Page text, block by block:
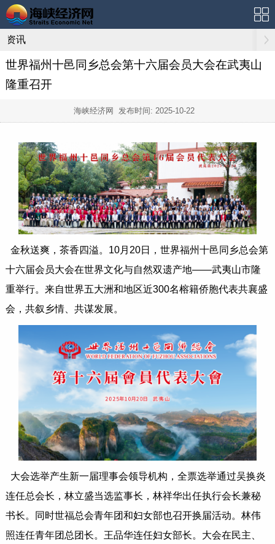
资讯
世界福州十邑同乡总会第十六届会员大会在武夷山
隆重召开
海峡经济网 发布时间: 2025-10-22
金秋送爽，茶香四溢。10月20日，世界福州十邑同乡总会第
十六届会员大会在世界文化与自然双遗产地——武夷山市隆
重举行。来自世界五大洲和地区近300名榕籍侨胞代表共襄盛
会，共叙乡情、共谋发展。
大会选举产生新一届理事会领导机构，全票选举通过吴换炎
连任总会长，林立盛当选监事长，林祥华出任执行会长兼秘
书长。同时世福总会青年团和妇女部也召开换届活动。林伟
照连任青年团总团长。王品华连任妇女部长。大会在民主、